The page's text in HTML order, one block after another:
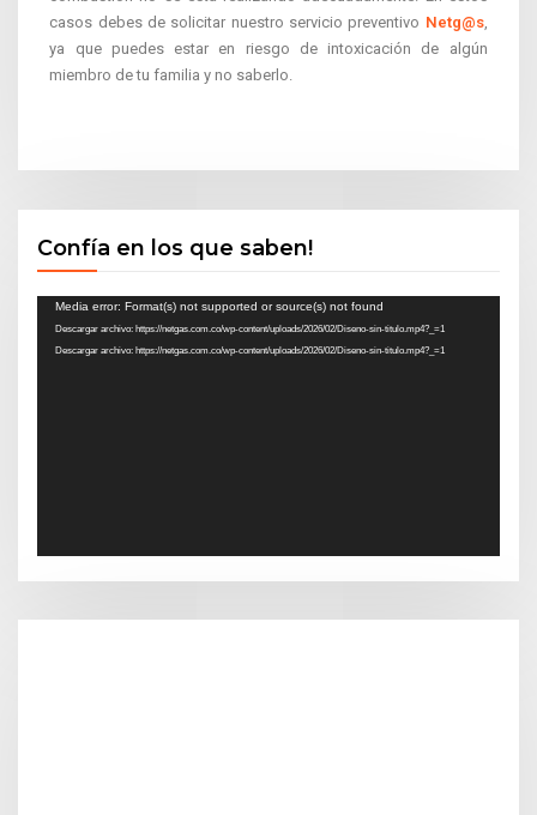
casos debes de solicitar nuestro servicio preventivo Netg@s,
ya que puedes estar en riesgo de intoxicación de algún
miembro de tu familia y no saberlo.
Confía en los que saben!
Reproductor
de
Media error: Format(s) not supported or source(s) not found
Descargar archivo: https://netgas.com.co/wp-content/uploads/2026/02/Diseno-sin-titulo.mp4?_=1
Descargar archivo: https://netgas.com.co/wp-content/uploads/2026/02/Diseno-sin-titulo.mp4?_=1